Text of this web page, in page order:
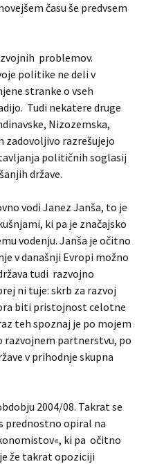
času še predvsem
problemov.
politike ne deli v
stranke o vseh
Tudi nekatere druge
Nizozemska,
razrešujejo
političnih soglasij
države.
vodi Janez Janša, to je
ki pa je značajsko
vodenju. Janša je očitno
v današnji Evropi možno
tudi razvojno
ni tuje: skrb za razvoj
biti pristojnost celotne
teh spoznaj je po mojem
razvojnem partnerstvu, po
v prihodnje skupna
2004/08. Takrat se
prednostno opiral na
ki pa očitno
že takrat opoziciji